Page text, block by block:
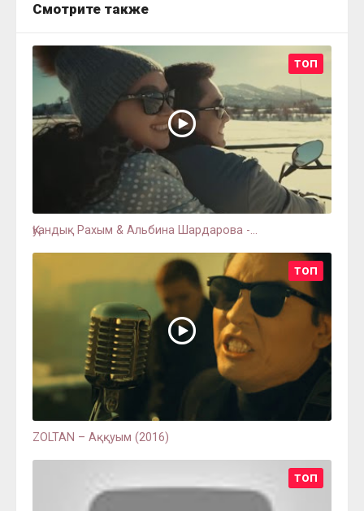
Смотрите также
ТОП
Қуандық Рахым & Альбина Шардарова -...
ТОП
ZOLTAN – Аққуым (2016)
ТОП